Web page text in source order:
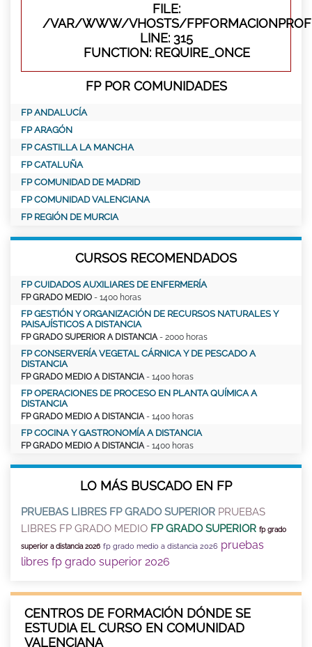
FILE:
/VAR/WWW/VHOSTS/
LINE: 315
FUNCTION: REQUIRE_ONCE
FP POR COMUNIDADES
FP ANDALUCÍA
FP ARAGÓN
FP CASTILLA LA MANCHA
FP CATALUÑA
FP COMUNIDAD DE MADRID
FP COMUNIDAD VALENCIANA
FP REGIÓN DE MURCIA
CURSOS RECOMENDADOS
FP CUIDADOS AUXILIARES DE ENFERMERÍA
FP GRADO MEDIO - 1400 horas
FP GESTIÓN Y ORGANIZACIÓN DE RECURSOS NATURALES Y
PAISAJÍSTICOS A DISTANCIA
FP GRADO SUPERIOR A DISTANCIA - 2000 horas
FP CONSERVERÍA VEGETAL CÁRNICA Y DE PESCADO A
DISTANCIA
FP GRADO MEDIO A DISTANCIA - 1400 horas
FP OPERACIONES DE PROCESO EN PLANTA QUÍMICA A
DISTANCIA
FP GRADO MEDIO A DISTANCIA - 1400 horas
FP COCINA Y GASTRONOMÍA A DISTANCIA
FP GRADO MEDIO A DISTANCIA - 1400 horas
LO MÁS BUSCADO EN FP
PRUEBAS LIBRES FP GRADO SUPERIOR PRUEBAS
LIBRES FP GRADO MEDIO FP GRADO SUPERIOR fp grado
superior a distancia 2026 fp grado medio a distancia 2026 pruebas
libres fp grado superior 2026
CENTROS DE FORMACIÓN DÓNDE SE
ESTUDIA EL CURSO EN COMUNIDAD
VALENCIANA